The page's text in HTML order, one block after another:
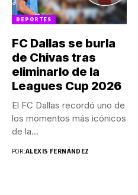
DEPORTES
FC Dallas se burla
de Chivas tras
eliminarlo de la
Leagues Cup 2026
El FC Dallas recordó uno de
los momentos más icónicos
de la...
POR:ALEXIS FERNÁNDEZ